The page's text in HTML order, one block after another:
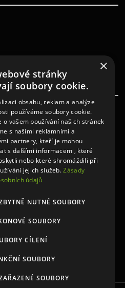
×
stránky
soubory cookie.
obsahu, reklam a analýze
používáme soubory cookie.
o vašem používání našich stránek
s našimi reklamními a
partnery, kteří je mohou
s dalšími informacemi, které
nebo které shromáždili při
jejich služeb.Zásady
údajů
NUTNÉ SOUBORY
SOUBORY
CÍLENÍ
SOUBORY
SOUBORY